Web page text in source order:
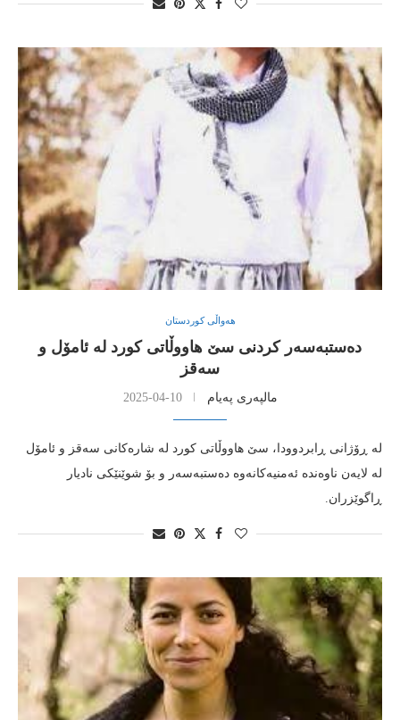
هەواڵی کوردستان
ده‌ستبه‌سه‌ر كردنی سێ هاووڵاتی كورد له‌ ئامۆل و
سه‌قز
مالپەری پەیام 2025-04-10
له‌ ڕۆژانی ڕابردوودا، سێ هاووڵاتی كورد له‌ شاره‌كانی سه‌قز و ئامۆل
له‌ لایه‌ن ناوه‌نده‌ ئه‌منیه‌كانه‌وه‌ ده‌ستبه‌سه‌ر و بۆ شوێنێكی نادیار
ڕاگوێزران.